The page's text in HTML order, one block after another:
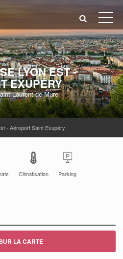
LYON EST -
EXUPÉRY
Laurent-de-Mure
- Aéroport Saint Exupéry
Climatisation Parking
LA CARTE